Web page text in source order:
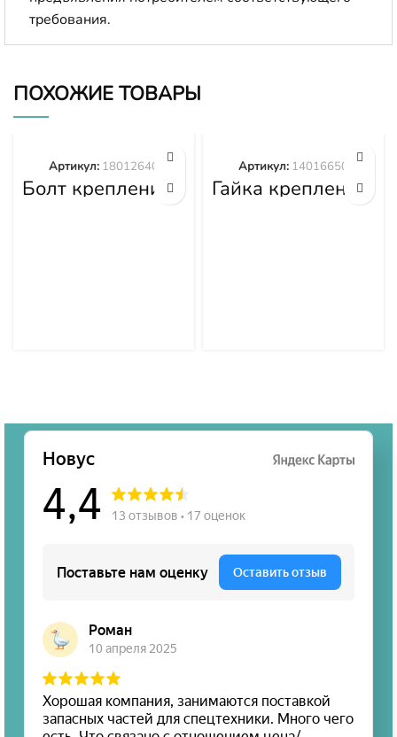
требования.
ПОХОЖИЕ ТОВАРЫ
Болт крепления
башмака
Артикул: 18012640
Гайка крепления
башмака
Артикул: 14016650